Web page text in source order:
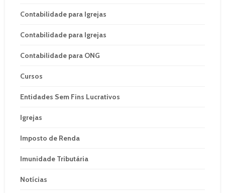
Contabilidade para Igrejas
Contabilidade para Igrejas
Contabilidade para ONG
Cursos
Entidades Sem Fins Lucrativos
Igrejas
Imposto de Renda
Imunidade Tributária
Notícias